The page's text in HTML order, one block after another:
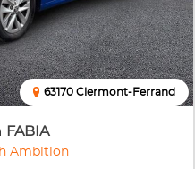
FABIA
Ambition
63170 Clermont-Ferrand